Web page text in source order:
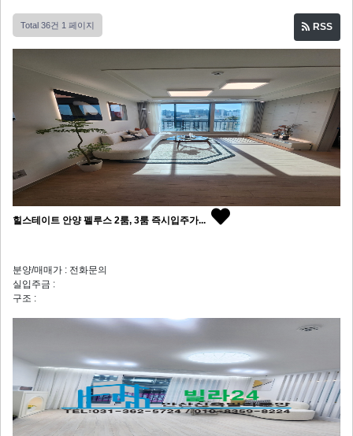
Total 36건 1 페이지 RSS
힐스테이트 안양 펠루스 2룸, 3룸 즉시입주가...
분양/매매가 : 전화문의
실입주금 :
구조 :